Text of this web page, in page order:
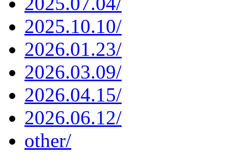
2025.10.10/
2026.01.23/
2026.03.09/
2026.04.15/
2026.06.12/
other/